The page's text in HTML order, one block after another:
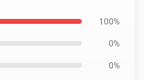
100%
0%
0%